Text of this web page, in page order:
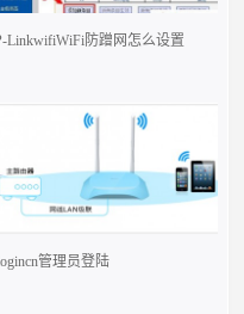
LinkwifiWiFi防蹭网怎么设置
管理员登陆